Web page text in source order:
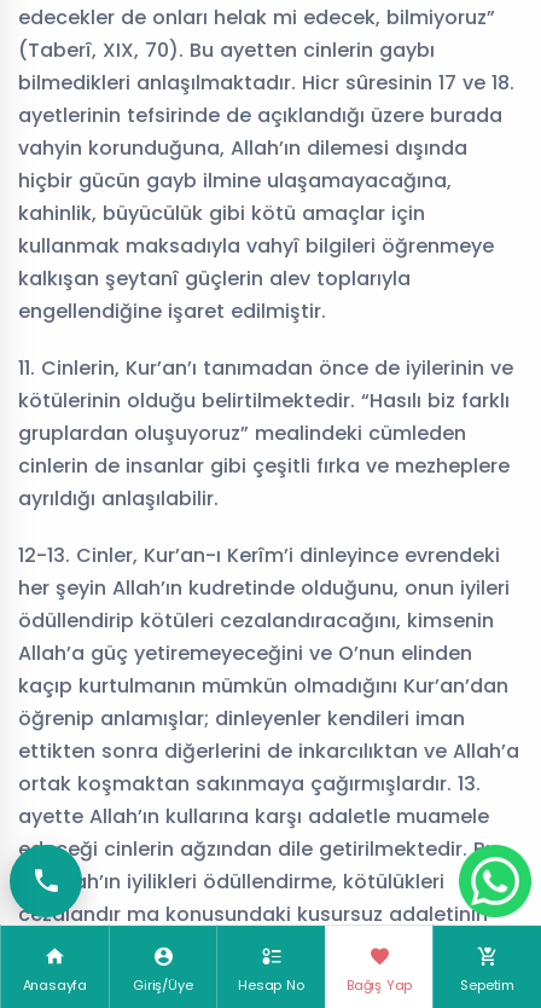
edecekler de onları helak mi edecek, bilmiyoruz”
(Taberî, XIX, 70). Bu ayetten cinlerin gaybı
bilmedikleri anlaşılmaktadır. Hicr sûresinin 17 ve 18.
ayetlerinin tefsirinde de açıklandığı üzere burada
vahyin korunduğuna, Allah’ın dilemesi dışında
hiçbir gücün gayb ilmine ulaşamayacağına,
kahinlik, büyücülük gibi kötü amaçlar için
kullanmak maksadıyla vahyî bilgileri öğrenmeye
kalkışan şeytanî güçlerin alev toplarıyla
engellendiğine işaret edilmiştir.
11. Cinlerin, Kur’an’ı tanımadan önce de iyilerinin ve
kötülerinin olduğu belirtilmektedir. “Hasılı biz farklı
gruplardan oluşuyoruz” mealindeki cümleden
cinlerin de insanlar gibi çeşitli fırka ve mezheplere
ayrıldığı anlaşılabilir.
12-13. Cinler, Kur’an-ı Kerîm’i dinleyince evrendeki
her şeyin Allah’ın kudretinde olduğunu, onun iyileri
ödüllendirip kötüleri cezalandıracağını, kimsenin
Allah’a güç yetiremeyeceğini ve O’nun elinden
kaçıp kurtulmanın mümkün olmadığını Kur’an’dan
öğrenip anlamışlar; dinleyenler kendileri iman
ettikten sonra diğerlerini de inkarcılıktan ve Allah’a
ortak koşmaktan sakınmaya çağırmışlardır. 13.
ayette Allah’ın kullarına karşı adaletle muamele
edeceği cinlerin ağzından dile getirilmektedir. Bu
da Allah’ın iyilikleri ödüllendirme, kötülükleri
cezalandır ma konusundaki kusursuz adaletinin
mutlaklığına yani insanlarla sınırlı olmayıp irade
sınavına tabi tutulan bütün varlıkları kapsadığına
Anasayfa Giriş/Üye Hesap No Bağış Yap Sepetim